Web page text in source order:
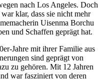
nach Los Angeles. Doch
klar, dass sie nicht mehr
Uisenma Borchu
und Schaffen geprägt hat.
Jahre mit ihrer Familie aus
sind geprägt von
zu gehören. Mit 12 Jahren
war fasziniert von deren